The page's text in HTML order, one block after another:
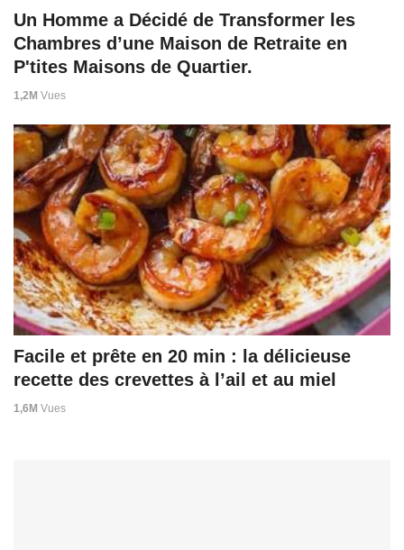
Un Homme a Décidé de Transformer les
Chambres d’une Maison de Retraite en
P'tites Maisons de Quartier.
1,2M Vues
Facile et prête en 20 min : la délicieuse
recette des crevettes à l’ail et au miel
1,6M Vues